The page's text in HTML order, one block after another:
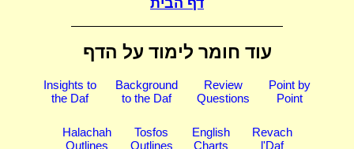
דף הבית
עוד חומר לימוד על הדף
Insights to
the Daf
Background
to the Daf
Review
Questions
Point by
Point
Halachah
Outlines
Tosfos
Outlines
English
Charts
Revach
l'Daf